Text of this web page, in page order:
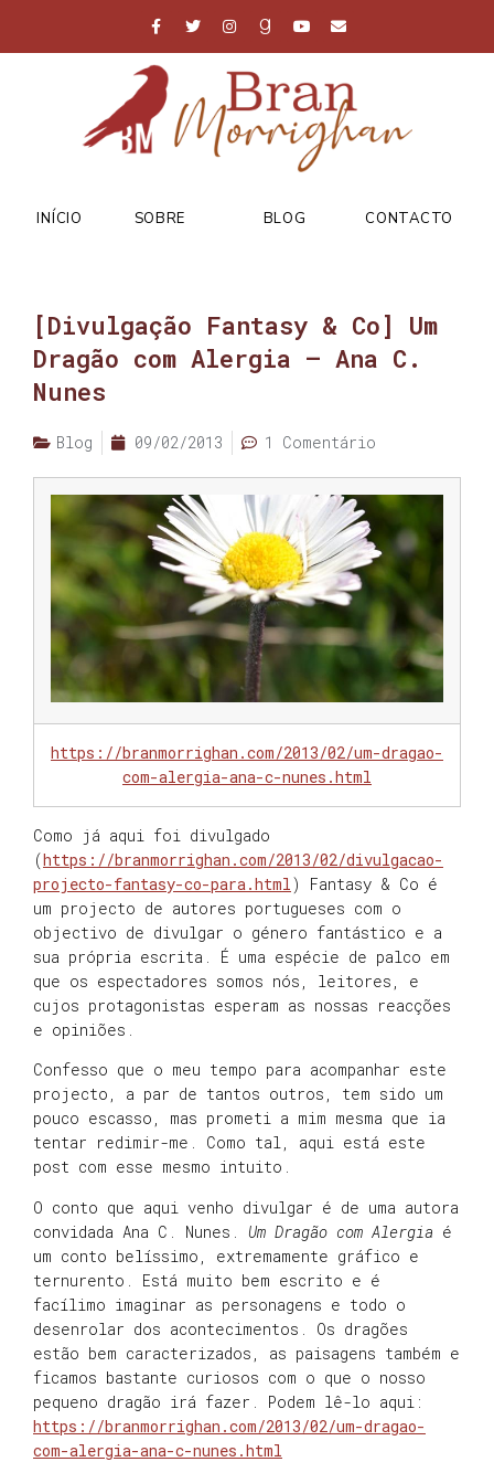
INÍCIO SOBRE BLOG CONTACTO
[Divulgação Fantasy & Co] Um
Dragão com Alergia – Ana C.
Nunes
Blog 09/02/2013 1 Comentário
https://branmorrighan.com/2013/02/um-dragao-
com-alergia-ana-c-nunes.html
Como já aqui foi divulgado
(https://branmorrighan.com/2013/02/divulgacao-
projecto-fantasy-co-para.html) Fantasy & Co é
um projecto de autores portugueses com o
objectivo de divulgar o género fantástico e a
sua própria escrita. É uma espécie de palco em
que os espectadores somos nós, leitores, e
cujos protagonistas esperam as nossas reacções
e opiniões.
Confesso que o meu tempo para acompanhar este
projecto, a par de tantos outros, tem sido um
pouco escasso, mas prometi a mim mesma que ia
tentar redimir-me. Como tal, aqui está este
post com esse mesmo intuito.
O conto que aqui venho divulgar é de uma autora
convidada Ana C. Nunes. Um Dragão com Alergia é
um conto belíssimo, extremamente gráfico e
ternurento. Está muito bem escrito e é
facílimo imaginar as personagens e todo o
desenrolar dos acontecimentos. Os dragões
estão bem caracterizados, as paisagens também e
ficamos bastante curiosos com o que o nosso
pequeno dragão irá fazer. Podem lê-lo aqui:
https://branmorrighan.com/2013/02/um-dragao-
com-alergia-ana-c-nunes.html